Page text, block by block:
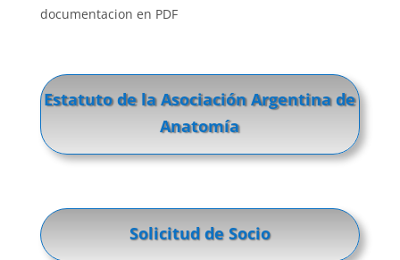
documentacion en PDF
Estatuto de la Asociación Argentina de
Anatomía
Solicitud de Socio